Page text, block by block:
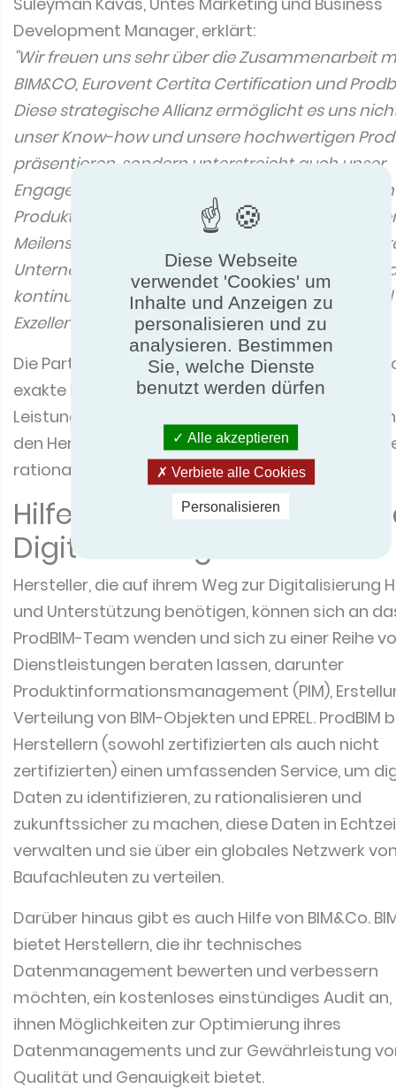
Development Manager, erklärt:
"Wir freuen uns sehr über die Zusammenarbeit
BIM&CO, Eurovent Certita Certification und
Diese strategische Allianz ermöglicht es uns
unser Know-how und unsere hochwertigen
präsentieren, sondern unterstreicht auch unser
Engagement für ein effizienteres und
Produktdatenmanagement. Dies ist ein
Meilenstein für Üntes, der unsere Position als
Unternehmen in der Klimabranche bestätigt
kontinuierliches Engagement für Innovation und
Exzellenz unterstreicht."
Die Partnerschaft stärkt die Fähigkeit von
exakte Daten zu liefern, die den höchsten
Leistungsstandards entsprechen, und hilft
den Herstellern, die Verbreitung ihrer
rationalisieren.
Hilfe und Unterstützung bei
Digitalisierung
Hersteller, die auf ihrem Weg zur Digitalisierung
und Unterstützung benötigen, können sich an
ProdBIM-Team wenden und sich zu einer Reihe
Dienstleistungen beraten lassen, darunter
Produktinformationsmanagement (PIM),
Verteilung von BIM-Objekten und EPREL. ProdBIM
Herstellern (sowohl zertifizierten als auch nicht
zertifizierten) einen umfassenden Service, um
Daten zu identifizieren, zu rationalisieren und
zukunftssicher zu machen, diese Daten in
verwalten und sie über ein globales Netzwerk
Baufachleuten zu verteilen.
Darüber hinaus gibt es auch Hilfe von BIM&Co.
bietet Herstellern, die ihr technisches
Datenmanagement bewerten und verbessern
möchten, ein kostenloses einstündiges Audit
ihnen Möglichkeiten zur Optimierung ihres
Datenmanagements und zur Gewährleistung
Qualität und Genauigkeit bietet.
Diese Webseite
verwendet 'Cookies' um
Inhalte und Anzeigen zu
personalisieren und zu
analysieren. Bestimmen
Sie, welche Dienste
benutzt werden dürfen
Alle akzeptieren
Verbiete alle Cookies
Personalisieren